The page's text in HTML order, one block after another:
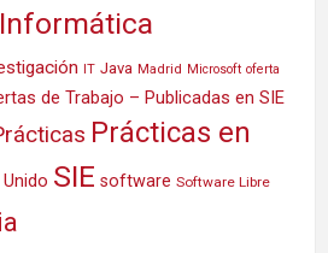
Informática
IT Java Madrid Microsoft oferta
de Trabajo – Publicadas en SIE
Prácticas en
SIE software Software Libre